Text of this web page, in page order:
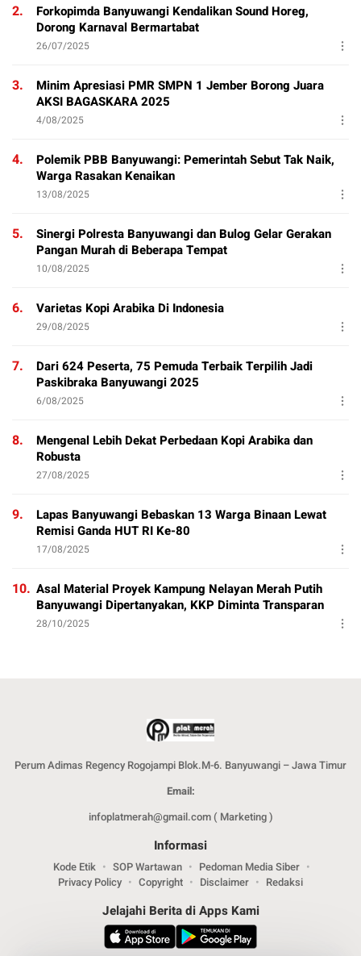
2.
Forkopimda Banyuwangi Kendalikan Sound Horeg,
Dorong Karnaval Bermartabat
26/07/2025
3.
Minim Apresiasi PMR SMPN 1 Jember Borong Juara
AKSI BAGASKARA 2025
4/08/2025
4.
Polemik PBB Banyuwangi: Pemerintah Sebut Tak Naik,
Warga Rasakan Kenaikan
13/08/2025
5.
Sinergi Polresta Banyuwangi dan Bulog Gelar Gerakan
Pangan Murah di Beberapa Tempat
10/08/2025
6. Varietas Kopi Arabika Di Indonesia
29/08/2025
7.
Dari 624 Peserta, 75 Pemuda Terbaik Terpilih Jadi
Paskibraka Banyuwangi 2025
6/08/2025
8.
Mengenal Lebih Dekat Perbedaan Kopi Arabika dan
Robusta
27/08/2025
9.
Lapas Banyuwangi Bebaskan 13 Warga Binaan Lewat
Remisi Ganda HUT RI Ke-80
17/08/2025
10. Asal Material Proyek Kampung Nelayan Merah Putih
Banyuwangi Dipertanyakan, KKP Diminta Transparan
28/10/2025
Perum Adimas Regency Rogojampi Blok.M-6. Banyuwangi – Jawa Timur
Email:
infoplatmerah@gmail.com ( Marketing )
Informasi
Kode Etik SOP Wartawan
Pedoman Media Siber
Privacy Policy
Copyright Disclaimer Redaksi
Jelajahi Berita di Apps Kami